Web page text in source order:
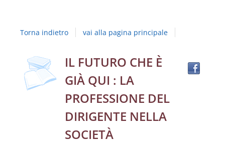
Campania
"Luigi
Vanvitelli"
Torna indietro vai alla pagina principale
Dettaglio
del
documento
IL FUTURO CHE È
GIÀ QUI : LA
PROFESSIONE DEL
DIRIGENTE NELLA
SOCIETÀ